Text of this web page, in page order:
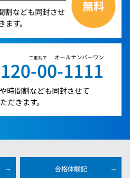
割なども同封させ
ます。
無料
二重丸で オールナンバーワン
00-1111
時間割なども同封させて
だきます。
合格体験記